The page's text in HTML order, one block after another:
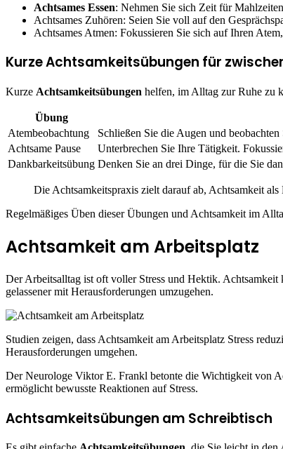
Achtsames Essen: Nehmen Sie sich Zeit für
Achtsames Zuhören: Seien Sie voll auf den
Achtsames Atmen: Fokussieren Sie sich auf Ihren
Kurze Achtsamkeitsübungen für
Kurze Achtsamkeitsübungen helfen, im Alltag zur Ruhe zu
Übung
Atembeobachtung
Schließen Sie die Augen und
Achtsame Pause
Unterbrechen Sie Ihre Tätigkeit.
Dankbarkeitsübung Denken Sie an drei Dinge, für die Sie
Die Achtsamkeitspraxis zielt darauf ab, Achtsamkeit
Regelmäßiges Üben dieser Übungen und Achtsamkeit im
Achtsamkeit am Arbeitsplatz
Der Arbeitsalltag ist oft voller Stress und Hektik.
gelassener mit Herausforderungen umzugehen.
Studien zeigen, dass Achtsamkeit am Arbeitsplatz Stress
Herausforderungen umgehen.
Der Neurologe Viktor E. Frankl betonte die Wichtigkeit von
ermöglicht bewusste Reaktionen auf Stress.
Achtsamkeitsübungen am Schreibtisch